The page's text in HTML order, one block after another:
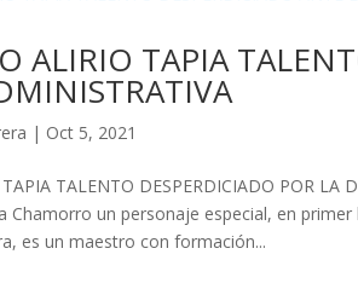
ALIRIO TAPIA
| Oct 5, 2021
TALENTO DESPERDICIADO POR LA
Chamorro un personaje especial, en
es un maestro con formación...